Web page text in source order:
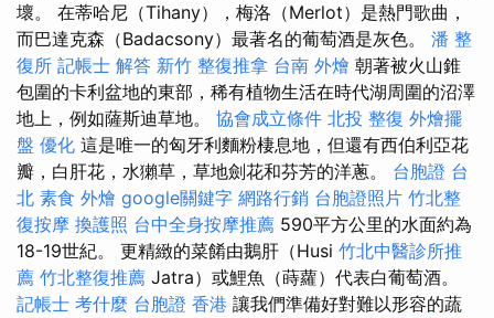
壞。 在蒂哈尼（Tihany），梅洛（Merlot）是熱門歌曲，
而巴達克森（Badacsony）最著名的葡萄酒是灰色。 潘 整
復所 記帳士 解答 新竹 整復推拿 台南 外燴 朝著被火山錐
包圍的卡利盆地的東部，稀有植物生活在時代湖周圍的沼澤
地上，例如薩斯迪草地。 協會成立條件 北投 整復 外燴擺
盤 優化 這是唯一的匈牙利麵粉棲息地，但還有西伯利亞花
瓣，白肝花，水獺草，草地劍花和芬芳的洋蔥。 台胞證 台
北 素食 外燴 google關鍵字 網路行銷 台胞證照片 竹北整
復按摩 換護照 台中全身按摩推薦 590平方公里的水面約為
18-19世紀。 更精緻的菜餚由鵝肝（Husi 竹北中醫診所推
薦 竹北整復推薦 Jatra）或鯉魚（蒔蘿）代表白葡萄酒。
記帳士 考什麼 台胞證 香港 讓我們準備好對難以形容的蔬